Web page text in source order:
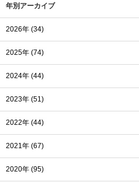
年別アーカイブ
2026年 (34)
2025年 (74)
2024年 (44)
2023年 (51)
2022年 (44)
2021年 (67)
2020年 (95)